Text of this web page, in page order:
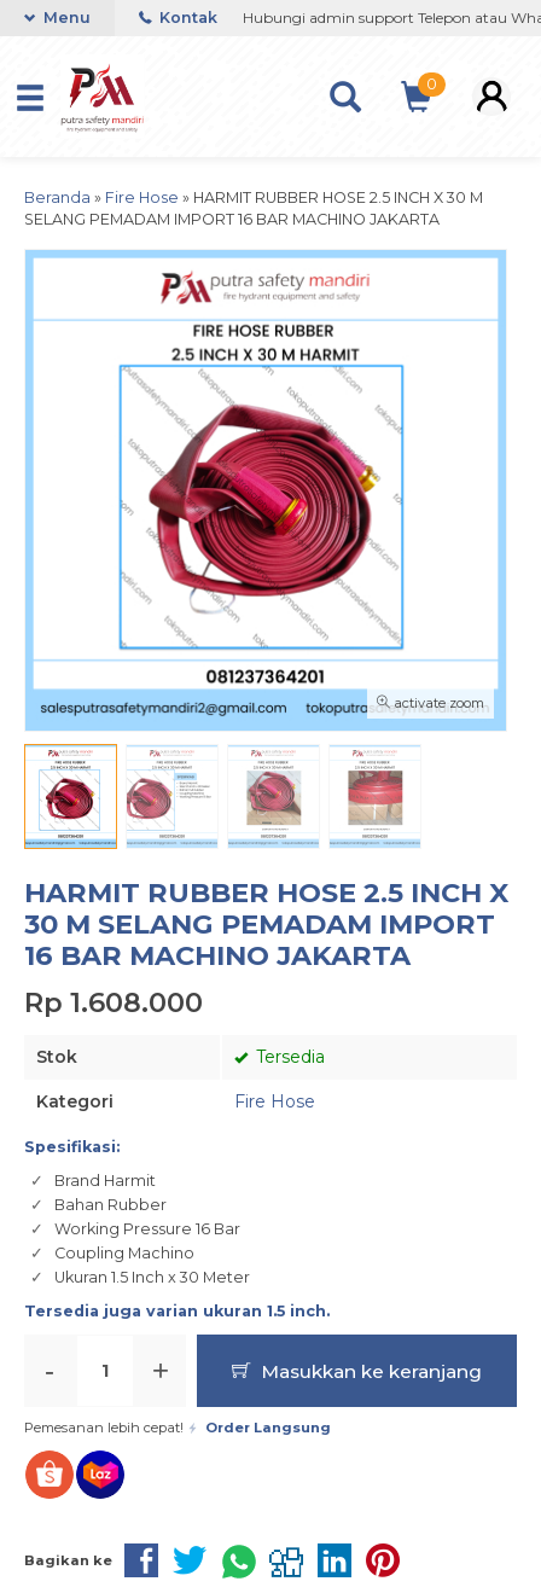
/ 081290691054 Hubungi admin support Telepon atau
Menu Kontak
0
Beranda » Fire Hose » HARMIT RUBBER HOSE 2.5 INCH X 30 M
SELANG PEMADAM IMPORT 16 BAR MACHINO JAKARTA
activate zoom
HARMIT RUBBER HOSE 2.5 INCH X
30 M SELANG PEMADAM IMPORT
16 BAR MACHINO JAKARTA
Rp 1.608.000
Stok Tersedia
Kategori Fire Hose
Spesifikasi:
Brand Harmit
Bahan Rubber
Working Pressure 16 Bar
Coupling Machino
Ukuran 1.5 Inch x 30 Meter
Tersedia juga varian ukuran 1.5 inch.
- + Masukkan ke keranjang
Pemesanan lebih cepat! Order Langsung
Bagikan ke